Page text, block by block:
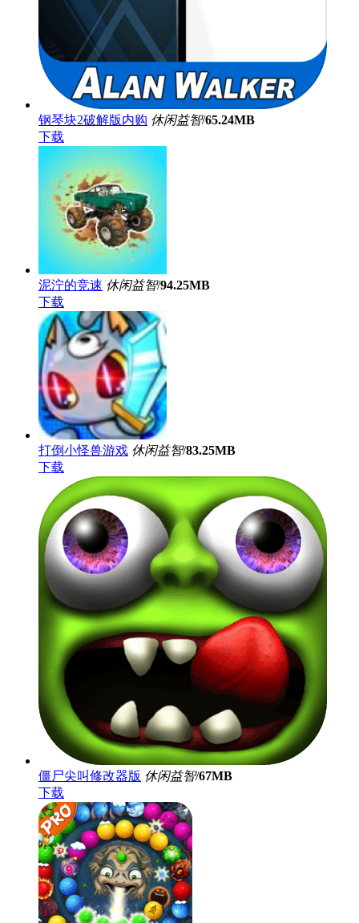
钢琴块2破解版内购 休闲益智/65.24MB
下载
泥泞的竞速 休闲益智/94.25MB
下载
打倒小怪兽游戏 休闲益智/83.25MB
下载
僵尸尖叫修改器版 休闲益智/67MB
下载